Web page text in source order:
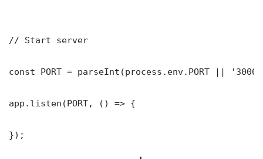
// Start server
const PORT = parseInt(process.env.PORT ||
app.listen(PORT, () => {
});